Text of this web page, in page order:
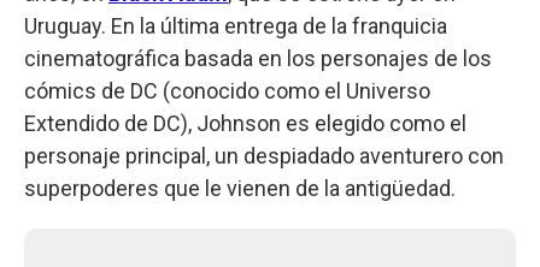
Uruguay. En la última entrega de la franquicia
cinematográfica basada en los personajes de los
cómics de DC (conocido como el Universo
Extendido de DC), Johnson es elegido como el
personaje principal, un despiadado aventurero con
superpoderes que le vienen de la antigüedad.